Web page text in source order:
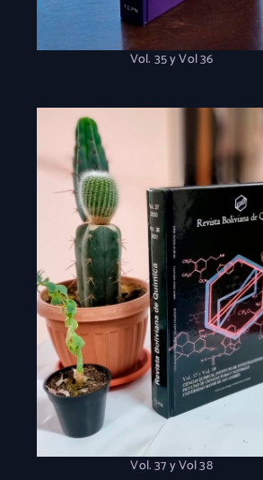
Vol. 35 y Vol 36
Vol. 37 y Vol 38